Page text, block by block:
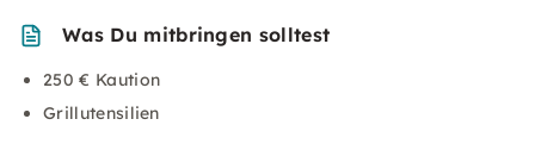
Was Du mitbringen solltest
250 € Kaution
Grillutensilien